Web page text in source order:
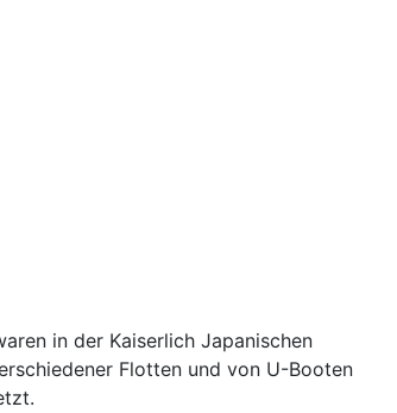
in der Kaiserlich Japanischen
Flotten und von U-Booten